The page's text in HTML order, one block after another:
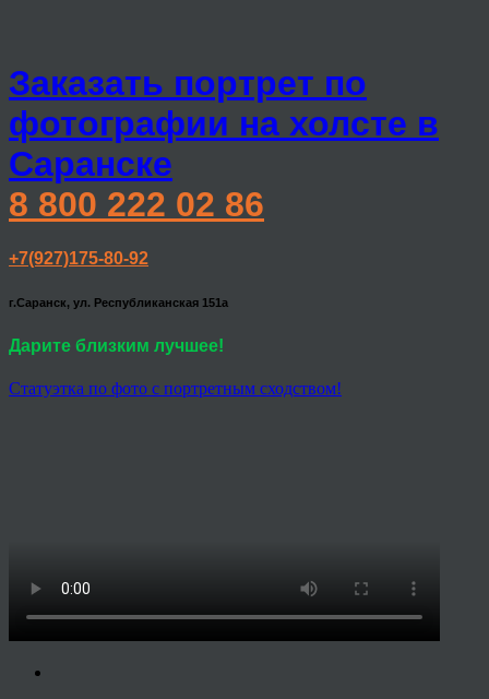
Заказать портрет по
фотографии на холсте в
Саранске
8 800 222 02 86
+7(927)175-80-92
г.Саранск, ул. Республиканская 151а
Дарите близким лучшее!
Статуэтка по фото с портретным сходством!